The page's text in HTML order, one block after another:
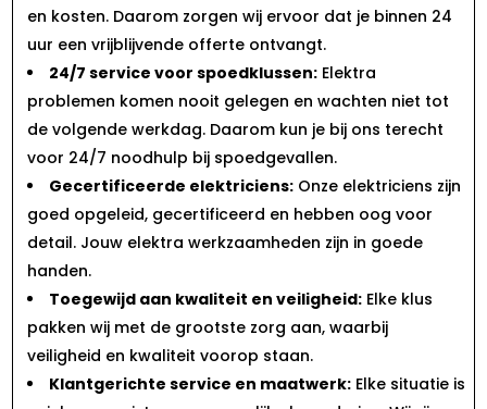
en kosten. Daarom zorgen wij ervoor dat je binnen 24
uur een vrijblijvende offerte ontvangt.
24/7 service voor spoedklussen: Elektra
problemen komen nooit gelegen en wachten niet tot
de volgende werkdag. Daarom kun je bij ons terecht
voor 24/7 noodhulp bij spoedgevallen.
Gecertificeerde elektriciens: Onze elektriciens zijn
goed opgeleid, gecertificeerd en hebben oog voor
detail. Jouw elektra werkzaamheden zijn in goede
handen.
Toegewijd aan kwaliteit en veiligheid: Elke klus
pakken wij met de grootste zorg aan, waarbij
veiligheid en kwaliteit voorop staan.
Klantgerichte service en maatwerk: Elke situatie is